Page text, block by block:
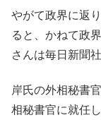
やがて政界に返
ると、かねて政
さんは毎日新聞社
岸氏の外相秘書
相秘書官に就任し